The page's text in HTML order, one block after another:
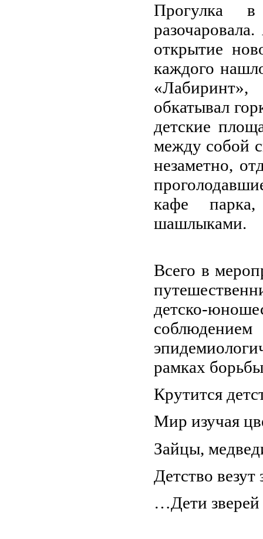
Прогулка
открытие
каждого
обкатывал
детские
между собой
незаметно,
кафе
Всего в
детско-
рамках
Крутится
Мир изучая
Зайцы,
Детство
…Дети